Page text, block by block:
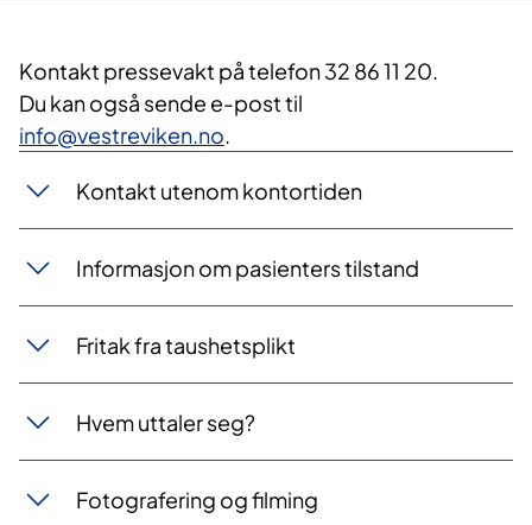
Kontakt pressevakt på telefon 32 86 11 20.
Du kan også sende e-post til
info@vestreviken.no.
Kontakt utenom kontortiden
Informasjon om pasienters tilstand
Fritak fra taushetsplikt
Hvem uttaler seg?
Fotografering og filming